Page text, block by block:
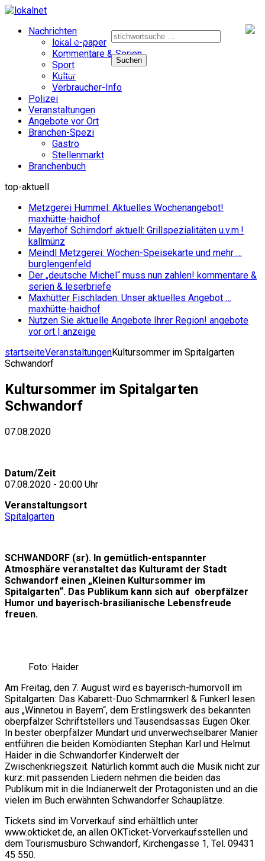
nach:
e-paper
facebook
instagram
Nachrichten
lokal e-paper
Kommentare & Serien
Sport
Kultur
Verbraucher-Info
Polizei
Veranstaltungen
Angebote vor Ort
Branchen-Spezi
Gastro
Stellenmarkt
Branchenbuch
top-aktuell
Metzgerei Hummel: Aktuelles Wochenangebot!
maxhütte-haidhof
Mayerhof Schirndorf aktuell: Grillspezialitäten u.v.m.!
kallmünz
Meindl Metzgerei: Wochen-Speisekarte und mehr …
burglengenfeld
Der „deutsche Michel“ muss nun zahlen! kommentare &
serien & leserbriefe
Maxhütter Fischladen: Unser aktuelles Angebot …
maxhütte-haidhof
Nutzen Sie aktuelle Angebote Ihrer Region! angebote
vor ort | anzeige
startseiteVeranstaltungenKultursommer im Spitalgarten
Schwandorf
Kultursommer im Spitalgarten
Schwandorf
07.08.2020
Datum/Zeit
07.08.2020 - 20:00 Uhr
Veranstaltungsort
Spitalgarten
SCHWANDORF (sr). In gemütlich-entspannter
Atmosphäre veranstaltet das Kulturamt der Stadt
Schwandorf einen „Kleinen Kultursommer im
Spitalgarten“. Das Publikum kann sich auf oberpfälzer
Humor und bayerisch-brasilianische Lebensfreude
freuen.
Foto: Haider
Am Freitag, den 7. August wird es bayerisch-humorvoll im
Spitalgarten: Das Kabarett-Duo Schmarrnkerl & Funkerl lesen
aus „Winnetou in Bayern“, dem Erstlingswerk des bekannten
oberpfälzer Schriftstellers und Tausendsassas Eugen Oker.
In bester oberpfälzer Mundart und unverwechselbarer Manier
entführen die beiden Komödianten Stephan Karl und Helmut
Haider in die Schwandorfer Kinderwelt der
Zwischenkriegszeit. Natürlich kommt auch die Musik nicht zur
kurz: mit passenden Liedern nehmen die beiden das
Publikum mit in die Indianerwelt der Protagonisten und an die
vielen im Buch erwähnten Schwandorfer Schauplätze.
Tickets sind im Vorverkauf sind erhältlich unter
www.okticket.de, an allen OKTicket-Vorverkaufsstellen und
dem Tourismusbüro Schwandorf, Kirchengasse 1, Tel. 09431
45 550.